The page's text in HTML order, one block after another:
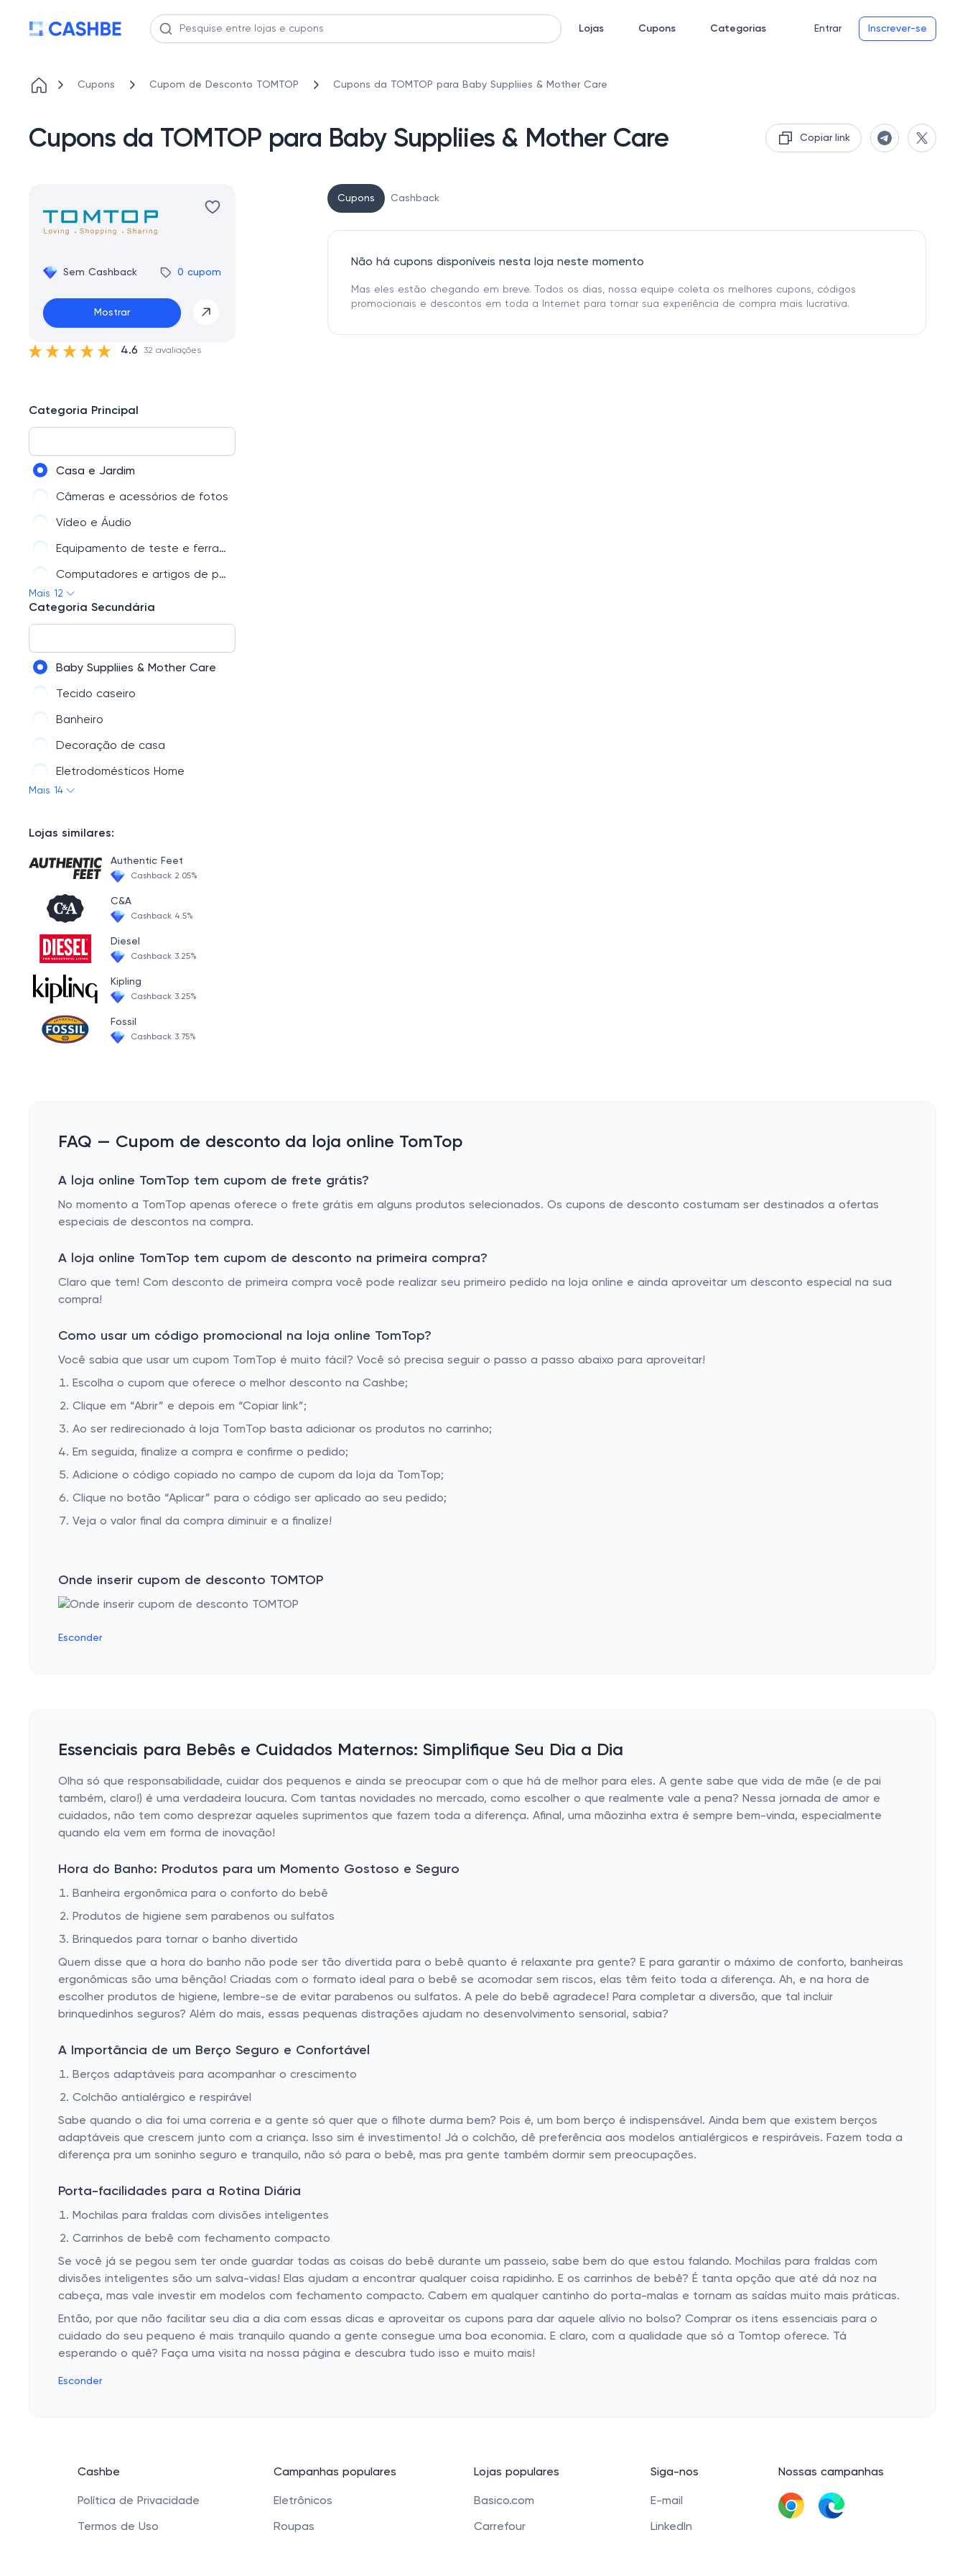
Lojas Cupons Categorias Entrar Inscrever-se
Cupons Cupom de Desconto TOMTOP Cupons da TOMTOP para Baby Suppliies & Mother Care
Cupons da TOMTOP para Baby Suppliies & Mother Care Copiar link
Sem Cashback 0 cupom
Mostrar
4.6 32 avaliações
Categoria Principal
Casa e Jardim
Câmeras e acessórios de fotos
Vídeo e Áudio
Equipamento de teste e ferramentas
Computadores e artigos de papelaria
Brinquedos e Hobbies
Celulares e Acessórios
Saúde & Beleza
Mais 12
Categoria Secundária
Baby Suppliies & Mother Care
Tecido caseiro
Banheiro
Decoração de casa
Eletrodomésticos Home
Luzes e Iluminação
Cozinha, jantar e bar
Aparelho de limpeza
Cozinha Eletrônica
Mais 14
Lojas similares:
Authentic Feet
Cashback 2.05%
C&A
Cashback 4.5%
Diesel
Cashback 3.25%
Kipling
Cashback 3.25%
Fossil
Cashback 3.75%
Cupons Cashback
Não há cupons disponíveis nesta loja neste momento
Mas eles estão chegando em breve. Todos os dias, nossa equipe coleta os melhores cupons, códigos
promocionais e descontos em toda a Internet para tornar sua experiência de compra mais lucrativa.
FAQ — Cupom de desconto da loja online TomTop
A loja online TomTop tem cupom de frete grátis?
No momento a TomTop apenas oferece o frete grátis em alguns produtos selecionados. Os cupons de desconto costumam ser destinados a ofertas
especiais de descontos na compra.
A loja online TomTop tem cupom de desconto na primeira compra?
Claro que tem! Com desconto de primeira compra você pode realizar seu primeiro pedido na loja online e ainda aproveitar um desconto especial na sua
compra!
Como usar um código promocional na loja online TomTop?
Você sabia que usar um cupom TomTop é muito fácil? Você só precisa seguir o passo a passo abaixo para aproveitar!
Escolha o cupom que oferece o melhor desconto na Cashbe;
Clique em “Abrir” e depois em “Copiar link”;
Ao ser redirecionado à loja TomTop basta adicionar os produtos no carrinho;
Em seguida, finalize a compra e confirme o pedido;
Adicione o código copiado no campo de cupom da loja da TomTop;
Clique no botão “Aplicar” para o código ser aplicado ao seu pedido;
Veja o valor final da compra diminuir e a finalize!
Onde inserir cupom de desconto TOMTOP
Esconder
Essenciais para Bebês e Cuidados Maternos: Simplifique Seu Dia a Dia
Olha só que responsabilidade, cuidar dos pequenos e ainda se preocupar com o que há de melhor para eles. A gente sabe que vida de mãe (e de pai
também, claro!) é uma verdadeira loucura. Com tantas novidades no mercado, como escolher o que realmente vale a pena? Nessa jornada de amor e
cuidados, não tem como desprezar aqueles suprimentos que fazem toda a diferença. Afinal, uma mãozinha extra é sempre bem-vinda, especialmente
quando ela vem em forma de inovação!
Hora do Banho: Produtos para um Momento Gostoso e Seguro
Banheira ergonômica para o conforto do bebê
Produtos de higiene sem parabenos ou sulfatos
Brinquedos para tornar o banho divertido
Quem disse que a hora do banho não pode ser tão divertida para o bebê quanto é relaxante pra gente? E para garantir o máximo de conforto, banheiras
ergonômicas são uma bênção! Criadas com o formato ideal para o bebê se acomodar sem riscos, elas têm feito toda a diferença. Ah, e na hora de
escolher produtos de higiene, lembre-se de evitar parabenos ou sulfatos. A pele do bebê agradece! Para completar a diversão, que tal incluir
brinquedinhos seguros? Além do mais, essas pequenas distrações ajudam no desenvolvimento sensorial, sabia?
A Importância de um Berço Seguro e Confortável
Berços adaptáveis para acompanhar o crescimento
Colchão antialérgico e respirável
Sabe quando o dia foi uma correria e a gente só quer que o filhote durma bem? Pois é, um bom berço é indispensável. Ainda bem que existem berços
adaptáveis que crescem junto com a criança. Isso sim é investimento! Já o colchão, dê preferência aos modelos antialérgicos e respiráveis. Fazem toda a
diferença pra um soninho seguro e tranquilo, não só para o bebê, mas pra gente também dormir sem preocupações.
Porta-facilidades para a Rotina Diária
Mochilas para fraldas com divisões inteligentes
Carrinhos de bebê com fechamento compacto
Se você já se pegou sem ter onde guardar todas as coisas do bebê durante um passeio, sabe bem do que estou falando. Mochilas para fraldas com
divisões inteligentes são um salva-vidas! Elas ajudam a encontrar qualquer coisa rapidinho. E os carrinhos de bebê? É tanta opção que até dá noz na
cabeça, mas vale investir em modelos com fechamento compacto. Cabem em qualquer cantinho do porta-malas e tornam as saídas muito mais práticas.
Então, por que não facilitar seu dia a dia com essas dicas e aproveitar os cupons para dar aquele alívio no bolso? Comprar os itens essenciais para o
cuidado do seu pequeno é mais tranquilo quando a gente consegue uma boa economia. E claro, com a qualidade que só a Tomtop oferece. Tá
esperando o quê? Faça uma visita na nossa página e descubra tudo isso e muito mais!
Esconder
Cashbe
Política de Privacidade
Termos de Uso
Campanhas populares
Eletrônicos
Roupas
Lojas populares
Basico.com
Carrefour
Siga-nos
E-mail
LinkedIn
Nossas campanhas